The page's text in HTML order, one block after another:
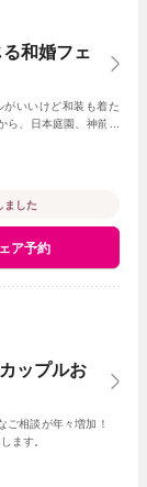
和婚フェ
がいいけど和装も着た
ら、日本庭園、神前会
ました
ア予約
ップルお
ご相談が年々増加！
ます。